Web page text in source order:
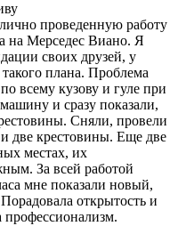
проведенную работу
на Мерседес Виано. Я
своих друзей, у
плана. Проблема
всему кузову и гуле при
и сразу показали,
Сняли, провели
две крестовины. Еще две
местах, их
За всей работой
мне показали новый,
открытость и
профессионализм.